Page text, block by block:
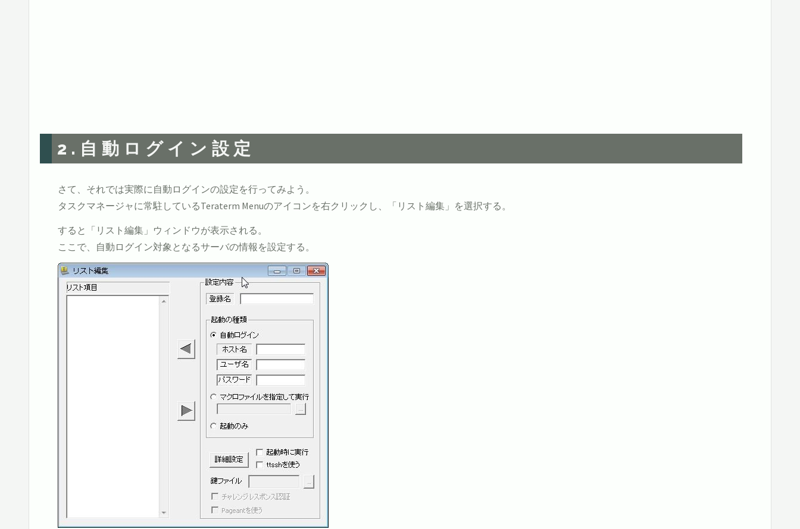
2.自動ログイン設定
さて、それでは実際に自動ログインの設定を行ってみよう。
タスクマネージャに常駐しているTeraterm Menuのアイコンを右クリックし、「リスト編集」を選択する。
すると「リスト編集」ウィンドウが表示される。
ここで、自動ログイン対象となるサーバの情報を設定する。